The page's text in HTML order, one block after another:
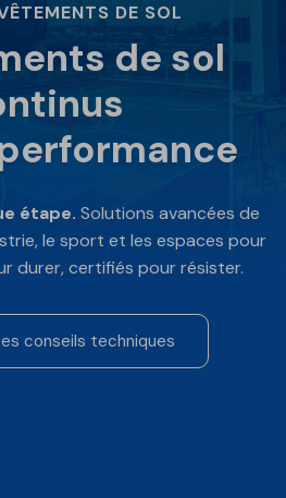
DE SOL
étape. Solutions avancées de
le sport et les espaces pour
durer, certifiés pour résister.
conseils techniques